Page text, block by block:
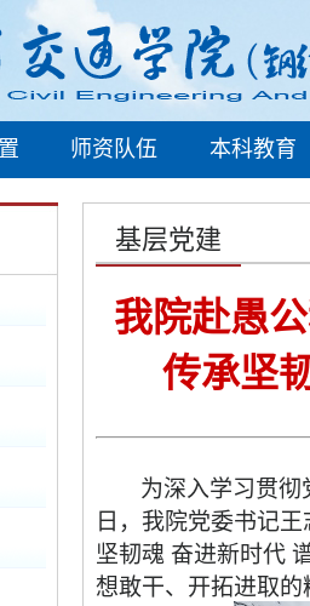
师资队伍 本科教育
基层党建
我院赴愚
传承坚
为深入学习贯
日，我院党委书记
坚韧魂 奋进新时代
想敢干、开拓进取